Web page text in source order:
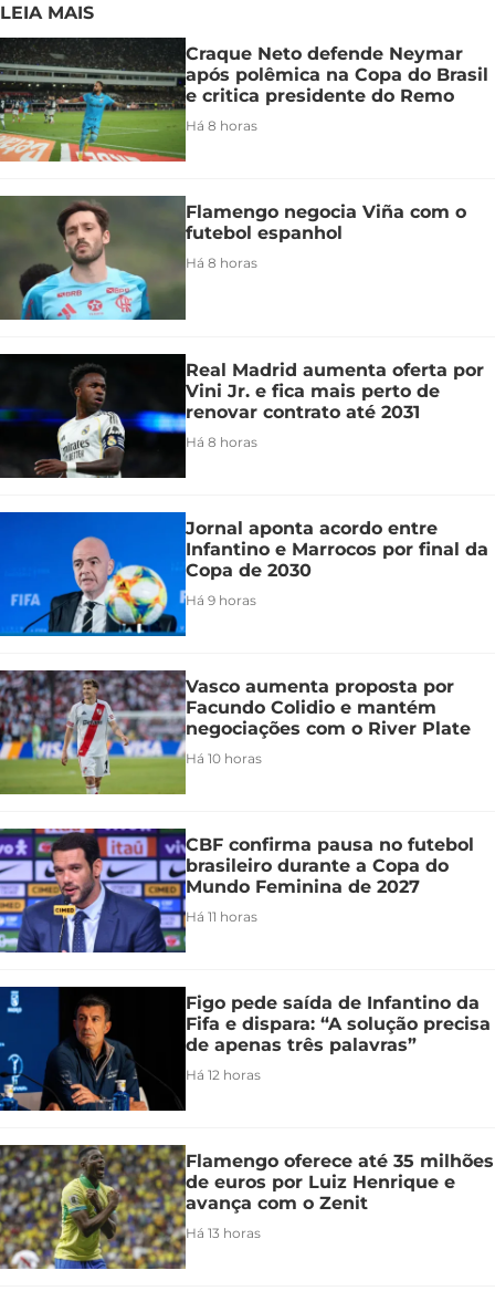
LEIA MAIS
Craque Neto defende Neymar
após polêmica na Copa do Brasil
e critica presidente do Remo
Há 8 horas
Flamengo negocia Viña com o
futebol espanhol
Há 8 horas
Real Madrid aumenta oferta por
Vini Jr. e fica mais perto de
renovar contrato até 2031
Há 8 horas
Jornal aponta acordo entre
Infantino e Marrocos por final da
Copa de 2030
Há 9 horas
Vasco aumenta proposta por
Facundo Colidio e mantém
negociações com o River Plate
Há 10 horas
CBF confirma pausa no futebol
brasileiro durante a Copa do
Mundo Feminina de 2027
Há 11 horas
Figo pede saída de Infantino da
Fifa e dispara: “A solução precisa
de apenas três palavras”
Há 12 horas
Flamengo oferece até 35 milhões
de euros por Luiz Henrique e
avança com o Zenit
Há 13 horas